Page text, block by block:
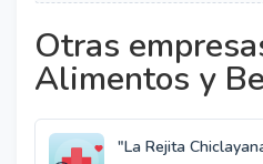
Otras
Alimentos y
"La Rejita